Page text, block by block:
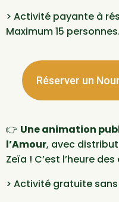
> Activité payante à
Maximum 15 personnes.
Réserver un
👉 Une animation
l’Amour, avec
Zeïa ! C’est l’heure
> Activité gratuite